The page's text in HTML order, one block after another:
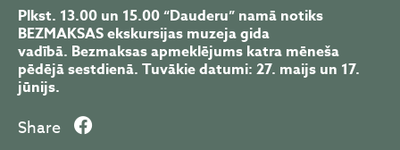
Plkst. 13.00 un 15.00 “Dauderu” namā notiks
BEZMAKSAS ekskursijas muzeja gida
vadībā. Bezmaksas apmeklējums katra mēneša
pēdējā sestdienā. Tuvākie datumi: 27. maijs un 17.
jūnijs.
Share